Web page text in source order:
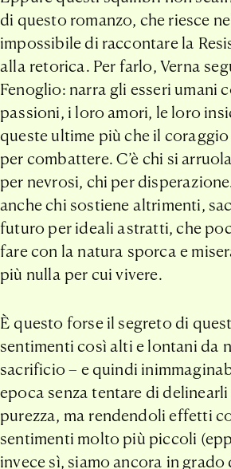
di questo romanzo, che riesce
impossibile di raccontare la
alla retorica. Per farlo, Verna
Fenoglio: narra gli esseri umani
passioni, i loro amori, le loro
queste ultime più che il
per combattere. C’è chi si
per nevrosi, chi per
anche chi sostiene altrimenti,
futuro per ideali astratti, che
fare con la natura sporca e
più nulla per cui vivere.
È questo forse il segreto di
sentimenti così alti e lontani da
sacrificio – e quindi
epoca senza tentare di
purezza, ma rendendoli effetti
sentimenti molto più piccoli
invece sì, siamo ancora in grado